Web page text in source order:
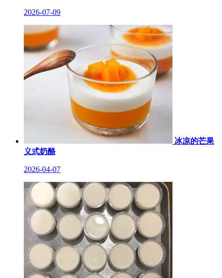
2026-07-09
冰凉的芒果
义式奶酪
2026-04-07